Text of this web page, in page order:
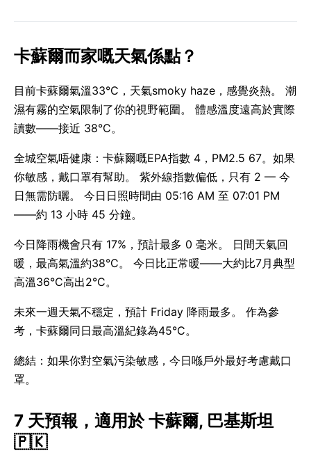
卡蘇爾而家嘅天氣係點？
目前卡蘇爾氣溫33°C，天氣smoky haze，感覺炎熱。 潮
濕有霧的空氣限制了你的視野範圍。 體感溫度遠高於實際
讀數——接近 38°C。
全城空氣唔健康：卡蘇爾嘅EPA指數 4，PM2.5 67。如果
你敏感，戴口罩有幫助。 紫外線指數偏低，只有 2 — 今
日無需防曬。 今日日照時間由 05:16 AM 至 07:01 PM
——約 13 小時 45 分鐘。
今日降雨機會只有 17%，預計最多 0 毫米。 日間天氣回
暖，最高氣溫約38°C。 今日比正常暖——大約比7月典型
高溫36°C高出2°C。
未來一週天氣不穩定，預計 Friday 降雨最多。 作為參
考，卡蘇爾同日最高溫紀錄為45°C。
總結：如果你對空氣污染敏感，今日喺戶外最好考慮戴口
罩。
7 天預報，適用於 卡蘇爾, 巴基斯坦
🇵🇰